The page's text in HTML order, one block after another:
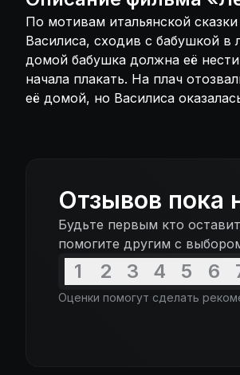
По мотивам итальянской
Василиса, сходив с бабушкой в
домой бабушка должна её
начала плакать. На плач
её домой, но Василиса
Отзывов пока
Будьте первым кто
помогите другим с
1 2 3 4 5 6
Оценки помогут сделать